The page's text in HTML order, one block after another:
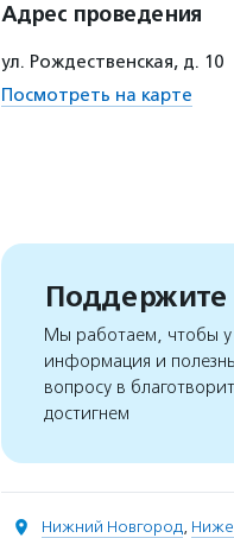
Адрес проведения
ул. Рождественская, д. 10
Посмотреть на карте
Поддержите
Мы работаем, чтобы у
информация и
вопросу в
достигнем
Нижний Новгород,